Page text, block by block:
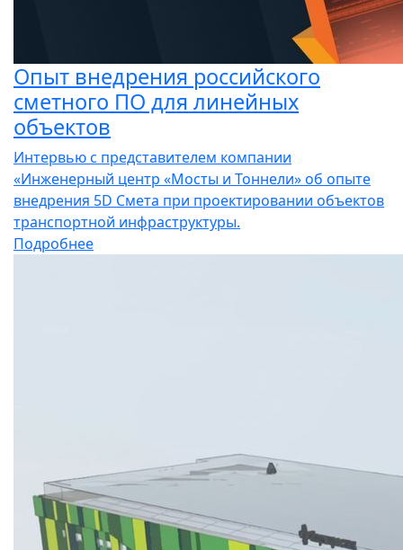
Опыт внедрения российского
сметного ПО для линейных
объектов
Интервью с представителем компании
«Инженерный центр «Мосты и Тоннели» об опыте
внедрения 5D Смета при проектировании объектов
транспортной инфраструктуры.
Подробнее